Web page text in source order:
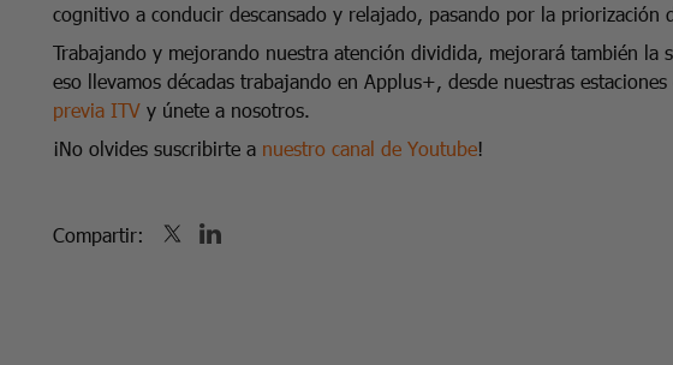
cognitivo a conducir descansado y relajado, pasando por la priorización
Trabajando y mejorando nuestra atención dividida, mejorará también la
eso llevamos décadas trabajando en Applus+, desde nuestras
previa ITV y únete a nosotros.
¡No olvides suscribirte a nuestro canal de Youtube!
Compartir: